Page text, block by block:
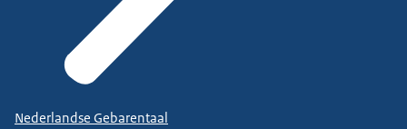
Nederlandse Gebarentaal